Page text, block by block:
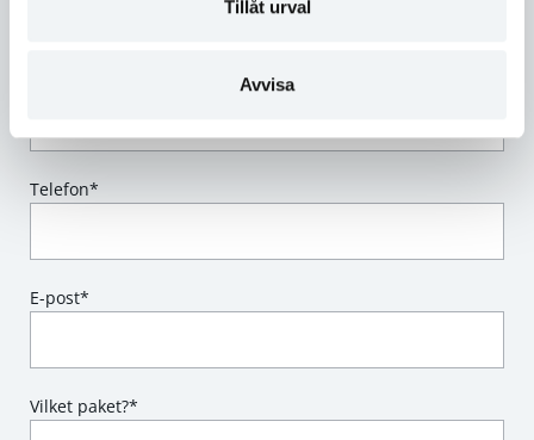
Tillåt urval
Avvisa
Telefon*
E-post*
Vilket paket?*